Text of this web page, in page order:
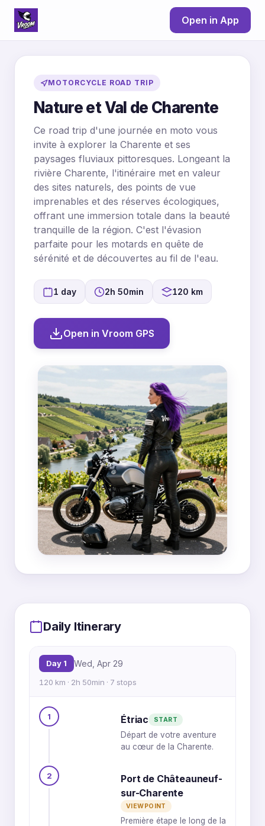
Open in App
MOTORCYCLE ROAD TRIP
Nature et Val de Charente
Ce road trip d'une journée en moto vous
invite à explorer la Charente et ses
paysages fluviaux pittoresques. Longeant la
rivière Charente, l'itinéraire met en valeur
des sites naturels, des points de vue
imprenables et des réserves écologiques,
offrant une immersion totale dans la beauté
tranquille de la région. C'est l'évasion
parfaite pour les motards en quête de
sérénité et de découvertes au fil de l'eau.
1 day 2h 50min 120 km
Open in Vroom GPS
17
MapLibre|OpenFreeMap © OpenMapTilesData fromOpenStreetMap
Daily Itinerary
Day 1 Wed, Apr 29
120 km · 2h 50min · 7 stops
1 Étriac START
Départ de votre aventure
au cœur de la Charente.
2
Port de Châteauneuf-
sur-Charente
VIEWPOINT
Première étape le long de la